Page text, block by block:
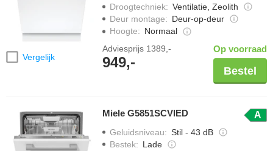
Vergelijk
Droogtechniek: Ventilatie, Zeolith
Deur montage: Deur-op-deur
Hoogte: Normaal
Adviesprijs 1389,-
949,-
Op voorraad
Bestel
Miele G5851SCVIED A
Geluidsniveau: Stil - 43 dB
Bestek: Lade